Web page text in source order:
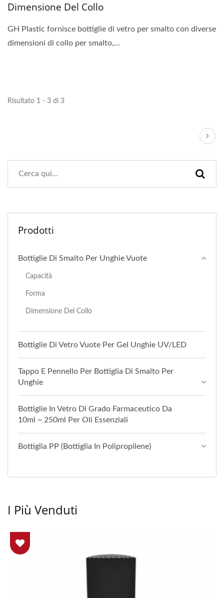
Dimensione Del Collo
GH Plastic fornisce bottiglie di vetro per smalto con diverse
dimensioni di collo per smalto,...
Risultato 1 - 3 di 3
Prodotti
Bottiglie Di Smalto Per Unghie Vuote
Capacità
Forma
Dimensione Del Collo
Bottiglie Di Vetro Vuote Per Gel Unghie UV/LED
Tappo E Pennello Per Bottiglia Di Smalto Per
Unghie
Bottiglie In Vetro Di Grado Farmaceutico Da
10ml ~ 250ml Per Oli Essenziali
Bottiglia PP (Bottiglia In Polipropilene)
I Più Venduti